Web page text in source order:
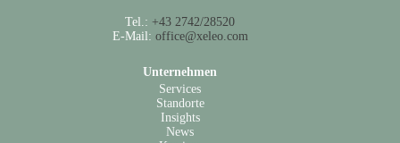
Tel.: +43 2742/28520
E-Mail: office@xeleo.com
Unternehmen
Services
Standorte
Insights
News